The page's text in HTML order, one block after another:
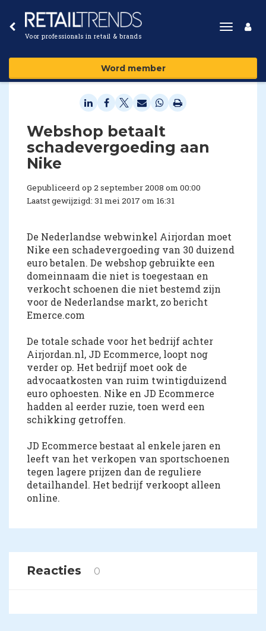
Voor professionals in retail & brands
Toggle
Word member
Webshop betaalt
schadevergoeding aan
Nike
Gepubliceerd op 2 september 2008 om 00:00
Laatst gewijzigd: 31 mei 2017 om 16:31
De Nederlandse webwinkel Airjordan moet
Nike een schadevergoeding van 30 duizend
euro betalen. De webshop gebruikte een
domeinnaam die niet is toegestaan en
verkocht schoenen die niet bestemd zijn
voor de Nederlandse markt, zo bericht
Emerce.com
De totale schade voor het bedrijf achter
Airjordan.nl, JD Ecommerce, loopt nog
verder op. Het bedrijf moet ook de
advocaatkosten van ruim twintigduizend
euro ophoesten. Nike en JD Ecommerce
hadden al eerder ruzie, toen werd een
schikking getroffen.
JD Ecommerce bestaat al enkele jaren en
leeft van het verkopen van sportschoenen
tegen lagere prijzen dan de reguliere
detailhandel. Het bedrijf verkoopt alleen
online.
Reacties 0